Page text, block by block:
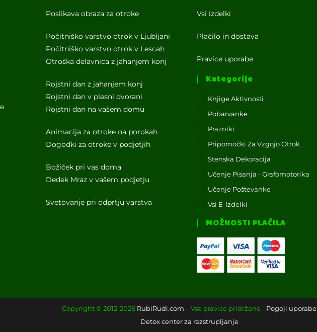
Poslikava obraza za otroke
Počitniško varstvo otrok v Ljubljani
Počitniško varstvo otrok v Lescah
Otroška delavnica z jahanjem konj
Rojstni dan z jahanjem konj
Rojstni dan v plesni dvorani
Rojstni dan na vašem domu
Animacija za otroke na porokah
Dogodki za otroke v podjetjih
Božiček pri vas doma
Dedek Mraz v vašem podjetju
Svetovanje pri odprtju varstva
Vsi izdelki
Plačilo in dostava
Pravice uporabe
Kategorije
Knjige Aktivnosti
Pobarvanke
Prazniki
Pripomočki Za Vzgojo Otrok
Stenska Dekoracija
Učenje Pisanja - Grafomotorika
Učenje Poštevanke
Vsi E-Izdelki
MOŽNOSTI PLAČILA
Copyright © 2012-2026 RubiRudi.com – Vse pravice pridržane - Pogoji uporabe
Detox center za razstrupljanje